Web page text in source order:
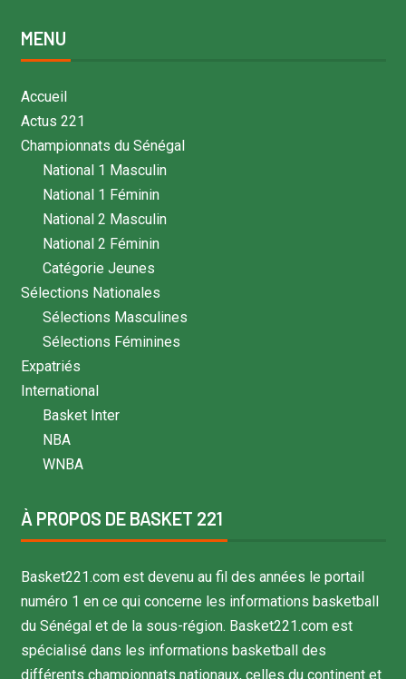
MENU
Accueil
Actus 221
Championnats du Sénégal
National 1 Masculin
National 1 Féminin
National 2 Masculin
National 2 Féminin
Catégorie Jeunes
Sélections Nationales
Sélections Masculines
Sélections Féminines
Expatriés
International
Basket Inter
NBA
WNBA
À PROPOS DE BASKET 221
Basket221.com est devenu au fil des années le portail
numéro 1 en ce qui concerne les informations basketball
du Sénégal et de la sous-région. Basket221.com est
spécialisé dans les informations basketball des
différents championnats nationaux, celles du continent et